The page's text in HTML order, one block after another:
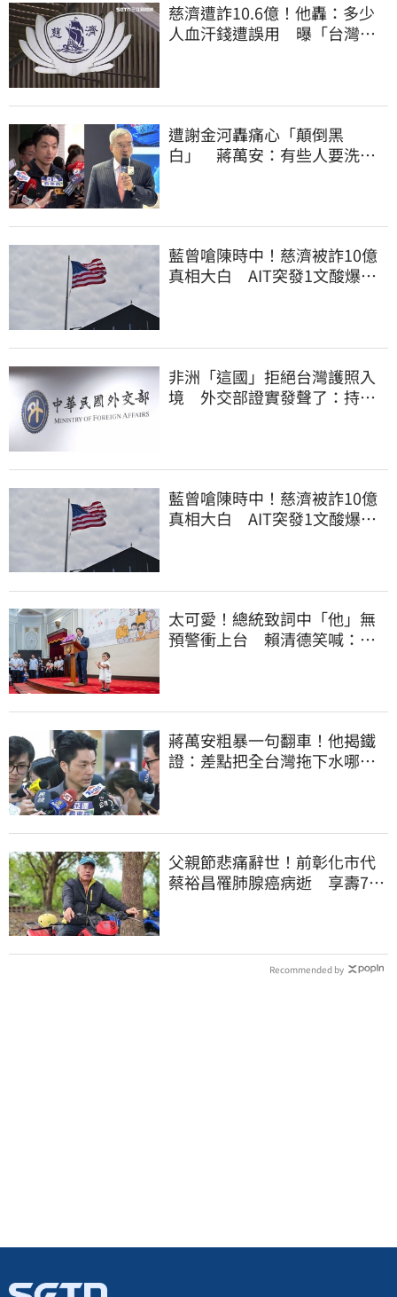
慈濟遭詐10.6億！他轟：多少
人血汗錢遭誤用 曝「台灣這
遭謝金河轟痛心「顛倒黑
白」 蔣萬安：有些人要洗人
藍曾嗆陳時中！慈濟被詐10億
真相大白 AIT突發1文酸爆…
非洲「這國」拒絕台灣護照入
境 外交部證實發聲了：持續
藍曾嗆陳時中！慈濟被詐10億
真相大白 AIT突發1文酸爆…
太可愛！總統致詞中「他」無
預警衝上台 賴清德笑喊：卸
蔣萬安粗暴一句翻車！他揭鐵
證：差點把全台灣拖下水哪時
父親節悲痛辭世！前彰化市代
蔡裕昌罹肺腺癌病逝 享壽71
Recommended by